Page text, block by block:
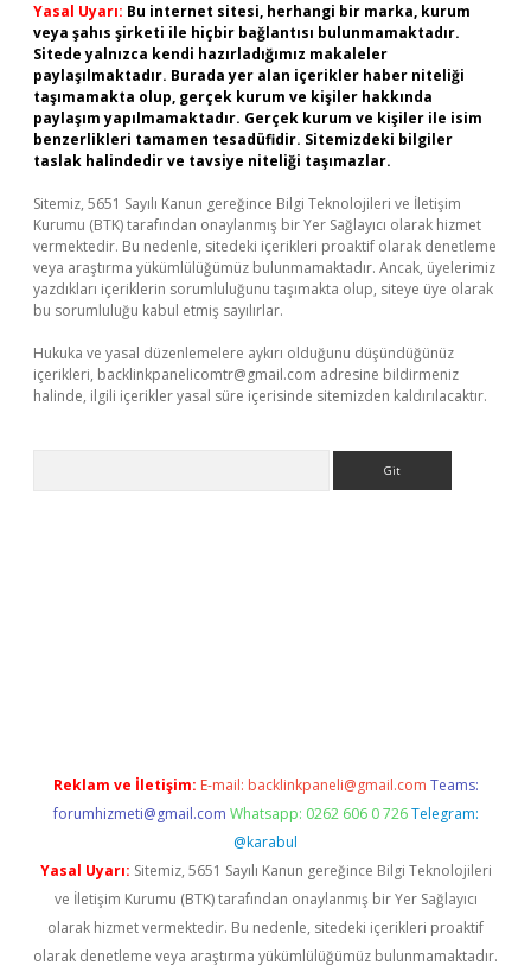
Yasal Uyarı: Bu internet sitesi, herhangi bir marka, kurum
veya şahıs şirketi ile hiçbir bağlantısı bulunmamaktadır.
Sitede yalnızca kendi hazırladığımız makaleler
paylaşılmaktadır. Burada yer alan içerikler haber niteliği
taşımamakta olup, gerçek kurum ve kişiler hakkında
paylaşım yapılmamaktadır. Gerçek kurum ve kişiler ile isim
benzerlikleri tamamen tesadüfidir. Sitemizdeki bilgiler
taslak halindedir ve tavsiye niteliği taşımazlar.
Sitemiz, 5651 Sayılı Kanun gereğince Bilgi Teknolojileri ve İletişim
Kurumu (BTK) tarafından onaylanmış bir Yer Sağlayıcı olarak hizmet
vermektedir. Bu nedenle, sitedeki içerikleri proaktif olarak denetleme
veya araştırma yükümlülüğümüz bulunmamaktadır. Ancak, üyelerimiz
yazdıkları içeriklerin sorumluluğunu taşımakta olup, siteye üye olarak
bu sorumluluğu kabul etmiş sayılırlar.
Hukuka ve yasal düzenlemelere aykırı olduğunu düşündüğünüz
içerikleri, backlinkpanelicomtr@gmail.com adresine bildirmeniz
halinde, ilgili içerikler yasal süre içerisinde sitemizden kaldırılacaktır.
Reklam ve İletişim: E-mail: backlinkpaneli@gmail.com Teams:
forumhizmeti@gmail.com Whatsapp: 0262 606 0 726 Telegram:
@karabul
Yasal Uyarı: Sitemiz, 5651 Sayılı Kanun gereğince Bilgi Teknolojileri
ve İletişim Kurumu (BTK) tarafından onaylanmış bir Yer Sağlayıcı
olarak hizmet vermektedir. Bu nedenle, sitedeki içerikleri proaktif
olarak denetleme veya araştırma yükümlülüğümüz bulunmamaktadır.